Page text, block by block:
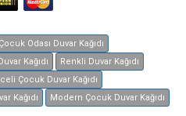
Çocuk Odası Duvar Kağıdı
Kağıdı
Renkli Duvar Kağıdı
Çocuk Duvar Kağıdı
Kağıdı Modern Çocuk Duvar Kağıdı